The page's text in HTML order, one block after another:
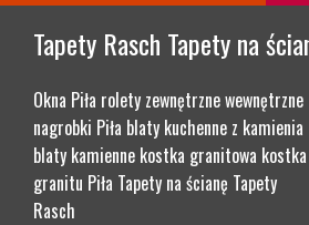
Tapety Rasch Tapety na
Okna Piła rolety zewnętrzne wewnętrzne
nagrobki Piła blaty kuchenne z kamienia
blaty kamienne kostka granitowa
granitu Piła Tapety na ścianę Tapety
Rasch